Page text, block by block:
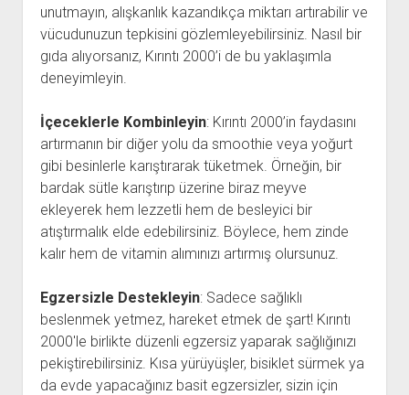
unutmayın, alışkanlık kazandıkça miktarı artırabilir ve
vücudunuzun tepkisini gözlemleyebilirsiniz. Nasıl bir
gıda alıyorsanız, Kırıntı 2000’i de bu yaklaşımla
deneyimleyin.
İçeceklerle Kombinleyin: Kırıntı 2000’in faydasını
artırmanın bir diğer yolu da smoothie veya yoğurt
gibi besinlerle karıştırarak tüketmek. Örneğin, bir
bardak sütle karıştırıp üzerine biraz meyve
ekleyerek hem lezzetli hem de besleyici bir
atıştırmalık elde edebilirsiniz. Böylece, hem zinde
kalır hem de vitamin alımınızı artırmış olursunuz.
Egzersizle Destekleyin: Sadece sağlıklı
beslenmek yetmez, hareket etmek de şart! Kırıntı
2000'le birlikte düzenli egzersiz yaparak sağlığınızı
pekiştirebilirsiniz. Kısa yürüyüşler, bisiklet sürmek ya
da evde yapacağınız basit egzersizler, sizin için